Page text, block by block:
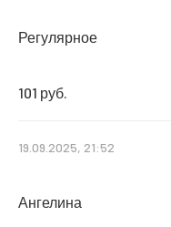
Регулярное
101 руб.
19.09.2025, 21:52
Ангелина